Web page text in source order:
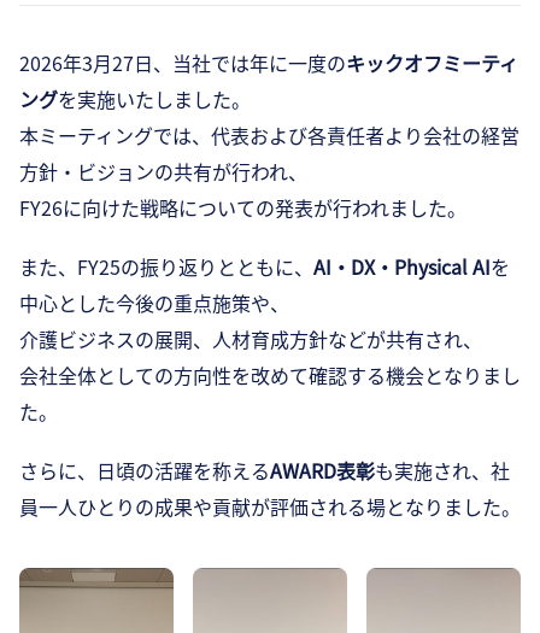
2026年3月27日、当社では年に一度のキックオフミーティ
ングを実施いたしました。
本ミーティングでは、代表および各責任者より会社の経営
方針・ビジョンの共有が行われ、
FY26に向けた戦略についての発表が行われました。
また、FY25の振り返りとともに、 AI・DX・Physical AIを
中心とした今後の重点施策や、
介護ビジネスの展開、人材育成方針などが共有され、
会社全体としての方向性を改めて確認する機会となりまし
た。
さらに、日頃の活躍を称えるAWARD表彰も実施され、社
員一人ひとりの成果や貢献が評価される場となりました。